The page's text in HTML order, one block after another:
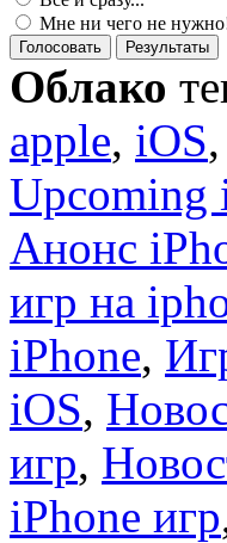
Мне ни чего не
Голосовать Результаты
Облако
apple, iOS,
Upcoming
Анонс
игр на
iPhone,
iOS,
игр,
iPhone игр